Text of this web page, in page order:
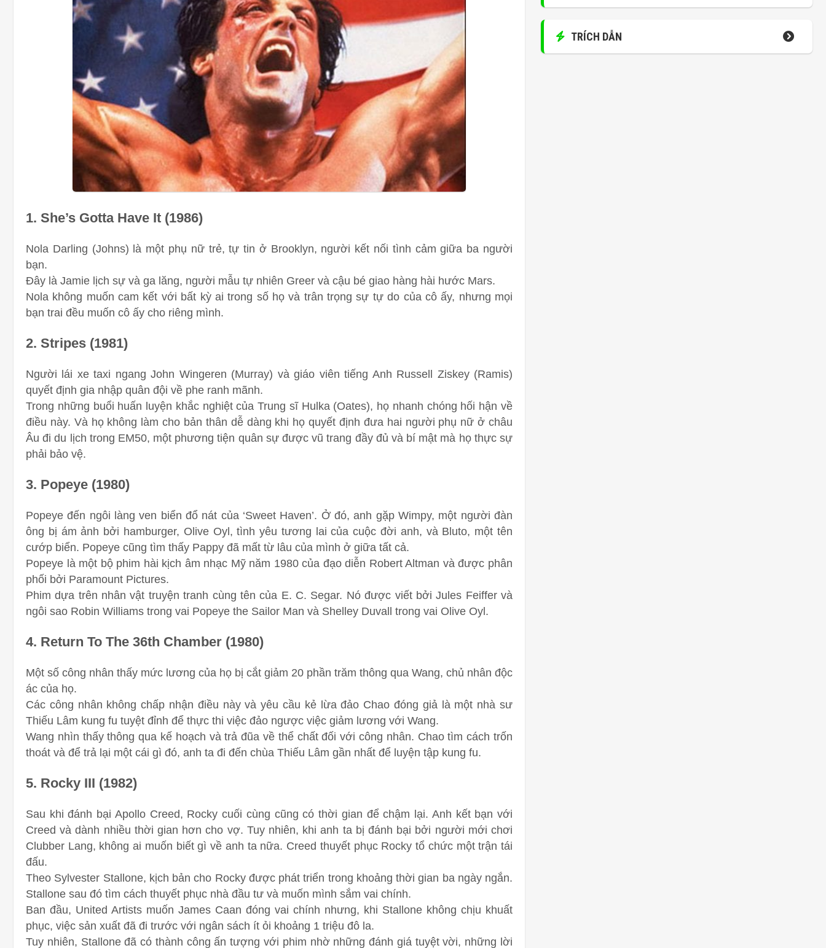
1. She’s Gotta Have It (1986)
Nola Darling (Johns) là một phụ nữ trẻ, tự tin ở Brooklyn, người kết nối tình cảm giữa ba người
bạn.
Đây là Jamie lịch sự và ga lăng, người mẫu tự nhiên Greer và cậu bé giao hàng hài hước Mars.
Nola không muốn cam kết với bất kỳ ai trong số họ và trân trọng sự tự do của cô ấy, nhưng mọi
bạn trai đều muốn cô ấy cho riêng mình.
2. Stripes (1981)
Người lái xe taxi ngang John Wingeren (Murray) và giáo viên tiếng Anh Russell Ziskey (Ramis)
quyết định gia nhập quân đội về phe ranh mãnh.
Trong những buổi huấn luyện khắc nghiệt của Trung sĩ Hulka (Oates), họ nhanh chóng hối hận về
điều này. Và họ không làm cho bản thân dễ dàng khi họ quyết định đưa hai người phụ nữ ở châu
Âu đi du lịch trong EM50, một phương tiện quân sự được vũ trang đầy đủ và bí mật mà họ thực sự
phải bảo vệ.
3. Popeye (1980)
Popeye đến ngôi làng ven biển đổ nát của ‘Sweet Haven’. Ở đó, anh gặp Wimpy, một người đàn
ông bị ám ảnh bởi hamburger, Olive Oyl, tình yêu tương lai của cuộc đời anh, và Bluto, một tên
cướp biển. Popeye cũng tìm thấy Pappy đã mất từ ​​lâu của mình ở giữa tất cả.
Popeye là một bộ phim hài kịch âm nhạc Mỹ năm 1980 của đạo diễn Robert Altman và được phân
phối bởi Paramount Pictures.
Phim dựa trên nhân vật truyện tranh cùng tên của E. C. Segar. Nó được viết bởi Jules Feiffer và
ngôi sao Robin Williams trong vai Popeye the Sailor Man và Shelley Duvall trong vai Olive Oyl.
4. Return To The 36th Chamber (1980)
Một số công nhân thấy mức lương của họ bị cắt giảm 20 phần trăm thông qua Wang, chủ nhân độc
ác của họ.
Các công nhân không chấp nhận điều này và yêu cầu kẻ lừa đảo Chao đóng giả là một nhà sư
Thiếu Lâm kung fu tuyệt đỉnh để thực thi việc đảo ngược việc giảm lương với Wang.
Wang nhìn thấy thông qua kế hoạch và trả đũa về thể chất đối với công nhân. Chao tìm cách trốn
thoát và để trả lại một cái gì đó, anh ta đi đến chùa Thiếu Lâm gần nhất để luyện tập kung fu.
5. Rocky III (1982)
Sau khi đánh bại Apollo Creed, Rocky cuối cùng cũng có thời gian để chậm lại. Anh kết bạn với
Creed và dành nhiều thời gian hơn cho vợ. Tuy nhiên, khi anh ta bị đánh bại bởi người mới chơi
Clubber Lang, không ai muốn biết gì về anh ta nữa. Creed thuyết phục Rocky tổ chức một trận tái
đấu.
Theo Sylvester Stallone, kịch bản cho Rocky được phát triển trong khoảng thời gian ba ngày ngắn.
Stallone sau đó tìm cách thuyết phục nhà đầu tư và muốn mình sắm vai chính.
Ban đầu, United Artists muốn James Caan đóng vai chính nhưng, khi Stallone không chịu khuất
phục, việc sản xuất đã đi trước với ngân sách ít ỏi khoảng 1 triệu đô la.
Tuy nhiên, Stallone đã có thành công ấn tượng với phim nhờ những đánh giá tuyệt vời, những lời
TRÍCH DẪN